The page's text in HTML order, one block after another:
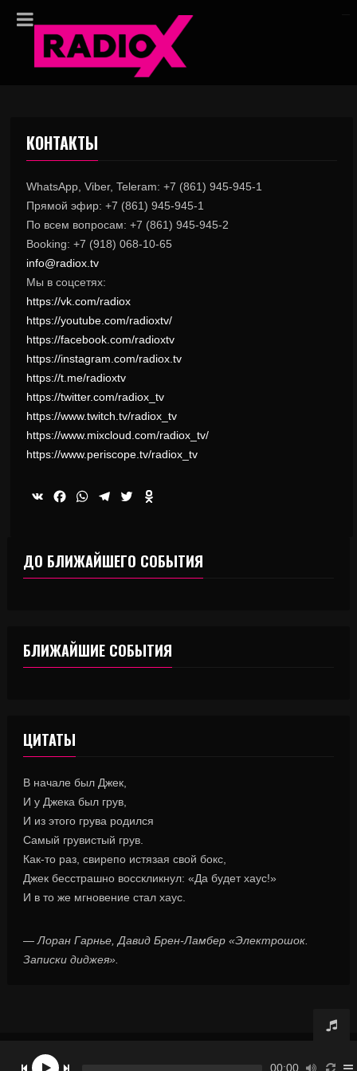
КОНТАКТЫ
WhatsApp, Viber, Teleram: +7 (861) 945-945-1
Прямой эфир: +7 (861) 945-945-1
По всем вопросам: +7 (861) 945-945-2
Booking: +7 (918) 068-10-65
info@radiox.tv
Мы в соцсетях:
https://vk.com/radiox
https://youtube.com/radioxtv/
https://facebook.com/radioxtv
https://instagram.com/radiox.tv
https://t.me/radioxtv
https://twitter.com/radiox_tv
https://www.twitch.tv/radiox_tv
https://www.mixcloud.com/radiox_tv/
https://www.periscope.tv/radiox_tv
VK Facebook
WhatsApp
Telegram
Twitter
ДО БЛИЖАЙШЕГО СОБЫТИЯ
БЛИЖАЙШИЕ СОБЫТИЯ
ЦИТАТЫ
В начале был Джек,
И у Джека был грув,
И из этого грува родился
Самый грувистый грув.
Как-то раз, свирепо истязая свой бокс,
Джек бесстрашно восскликнул: «Да будет хаус!»
И в то же мгновение стал хаус.
— Лоран Гарнье, Давид Брен-Ламбер «Электрошок.
Записки диджея».
© RadioX.TV 2020, все права защищены.
00:00